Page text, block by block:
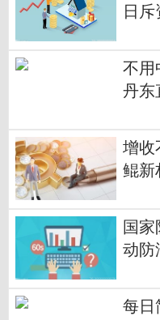
日
不用
丹东
增收
鲲新
国
动防
每日